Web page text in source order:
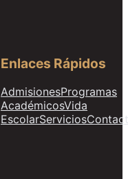
Enlaces Rápidos
AdmisionesProgramas
AcadémicosVida
EscolarServicios